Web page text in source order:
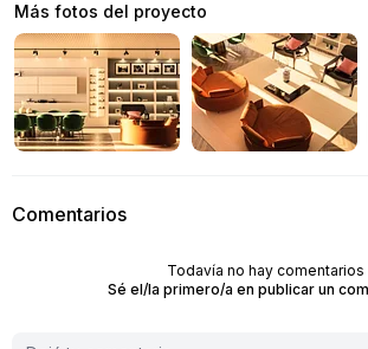
Más fotos del proyecto
Comentarios
Todavía no hay comentarios
Sé el/la primero/a en publicar un